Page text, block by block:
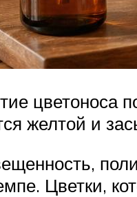
цветоноса
желтой и
Цветки,